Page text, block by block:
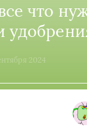
что
2024